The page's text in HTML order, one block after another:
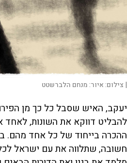
| צילום:איור: מנחם הלברשטט
יעקב, האיש שסבל כל כך מן
להבליט דווקא את השונות, לאחד
ההכרה בייחוד של כל אחד מהם.
חשובה, שתלווה את עם ישראל